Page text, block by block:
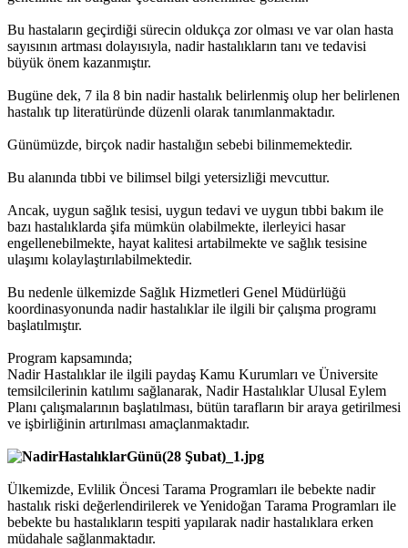
Bu hastaların geçirdiği sürecin oldukça zor olması ve var olan hasta
sayısının artması dolayısıyla, nadir hastalıkların tanı ve tedavisi
büyük önem kazanmıştır.
Bugüne dek, 7 ila 8 bin nadir hastalık belirlenmiş olup her belirlenen
hastalık tıp literatüründe düzenli olarak tanımlanmaktadır.
Günümüzde, birçok nadir hastalığın sebebi bilinmemektedir.
Bu alanında tıbbi ve bilimsel bilgi yetersizliği mevcuttur.
Ancak, uygun sağlık tesisi, uygun tedavi ve uygun tıbbi bakım ile
bazı hastalıklarda şifa mümkün olabilmekte, ilerleyici hasar
engellenebilmekte, hayat kalitesi artabilmekte ve sağlık tesisine
ulaşımı kolaylaştırılabilmektedir.
Bu nedenle ülkemizde Sağlık Hizmetleri Genel Müdürlüğü
koordinasyonunda nadir hastalıklar ile ilgili bir çalışma programı
başlatılmıştır.
Program kapsamında;
Nadir Hastalıklar ile ilgili paydaş Kamu Kurumları ve Üniversite
temsilcilerinin katılımı sağlanarak, Nadir Hastalıklar Ulusal Eylem
Planı çalışmalarının başlatılması, bütün tarafların bir araya getirilmesi
ve işbirliğinin artırılması amaçlanmaktadır.
Ülkemizde, Evlilik Öncesi Tarama Programları ile bebekte nadir
hastalık riski değerlendirilerek ve Yenidoğan Tarama Programları ile
bebekte bu hastalıkların tespiti yapılarak nadir hastalıklara erken
müdahale sağlanmaktadır.